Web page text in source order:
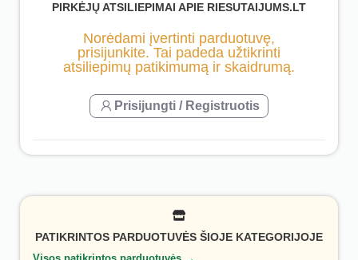
PIRKĖJŲ ATSILIEPIMAI APIE RIESUTAIJUMS.LT
Norėdami įvertinti parduotuvę,
prisijunkite. Tai padeda užtikrinti
atsiliepimų patikimumą ir skaidrumą.
Prisijungti / Registruotis
PATIKRINTOS PARDUOTUVĖS ŠIOJE KATEGORIJOJE